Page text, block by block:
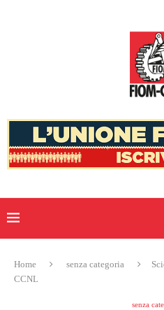
Home senza categoria
CCNL
senza